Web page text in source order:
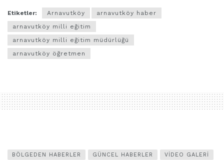
Etiketler: Arnavutköy
arnavutköy haber
arnavutköy milli eğitim
arnavutköy milli eğitim müdürlüğü
arnavutköy öğretmen
BÖLGEDEN HABERLER GÜNCEL HABERLER VIDEO GALERI